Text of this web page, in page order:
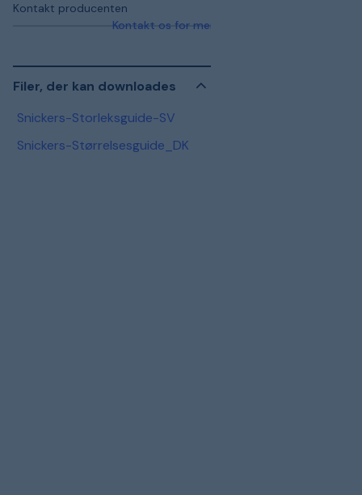
Kontakt producenten
Kontakt os for mere information
Filer, der kan downloades
Snickers-Storleksguide-SV
Snickers-Størrelsesguide_DK